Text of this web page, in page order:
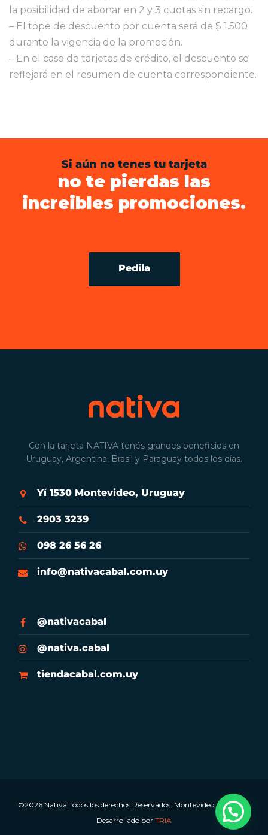
la posibilidad de abonar en 2 y 3 cuotas sin recargo.
– El tope de descuento por cuenta será de $ 1.500
durante la vigencia de la promoción.
– En el caso de tarjetas de crédito, el descuento se
reflejará en el resumen de cuenta correspondiente.
Si aún no tenes tu tarjeta
no te pierdas las
increibles promociones.
Pedila
Con la tarjeta NATIVA tenés grandes beneficios en
Uruguay, Argentina, Brasil y Paraguay todos los días.
Yí 1530 Montevideo, Uruguay
2903 3239
098 26 56 26
info@nativacabal.com.uy
@nativacabal
@nativa.cabal
tiendacabal.com.uy
©2026 Nativa Todos los derechos Reservados. Montevideo, Uruguay.
Desarrollado por TRIA